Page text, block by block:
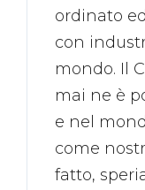
ordinato
con
mondo. Il
mai ne è
e nel
come
fatto,